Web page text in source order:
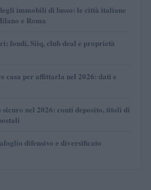
immobili di lusso: le città italiane
e Roma
fondi, Siiq, club deal e proprietà
casa per affittarla nel 2026: dati e
sicuro nel 2026: conti deposito, titoli di
difensivo e diversificato